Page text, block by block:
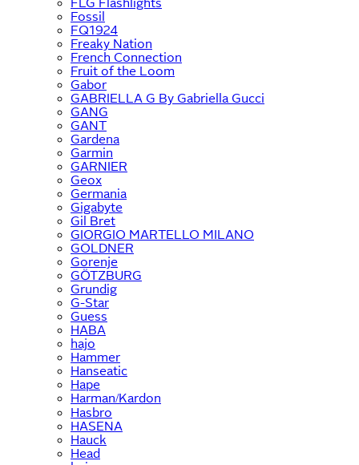
Fossil
FQ1924
Freaky Nation
French Connection
Fruit of the Loom
Gabor
GABRIELLA G By Gabriella Gucci
GANG
GANT
Gardena
Garmin
GARNIER
Geox
Germania
Gigabyte
Gil Bret
GIORGIO MARTELLO MILANO
GOLDNER
Gorenje
GÖTZBURG
Grundig
G-Star
Guess
HABA
hajo
Hammer
Hanseatic
Hape
Harman/Kardon
Hasbro
HASENA
Hauck
Head